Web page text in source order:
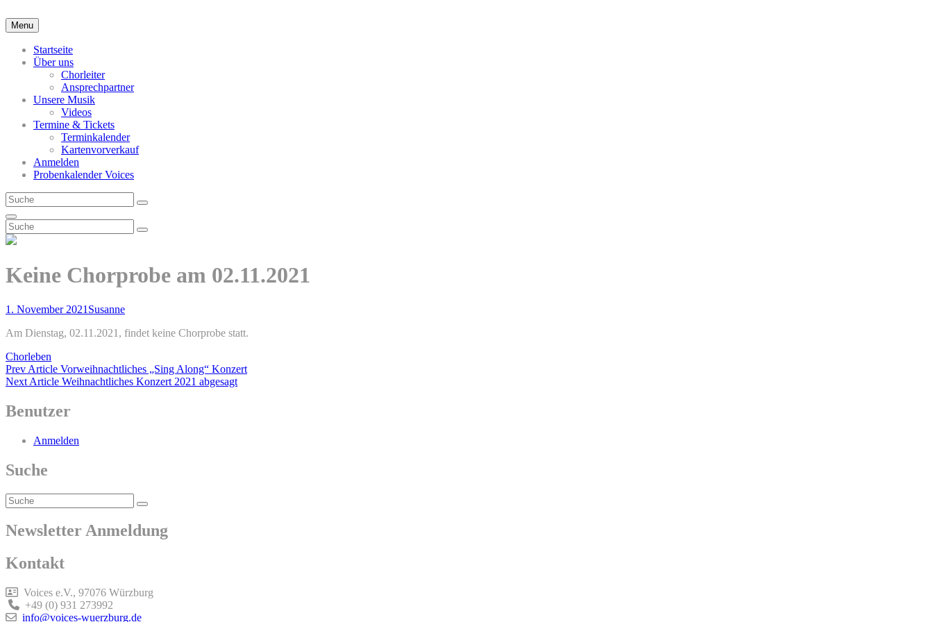
to
content
Menu
Startseite
Über uns
Chorleiter
Ansprechpartner
Unsere Musik
Videos
Termine & Tickets
Terminkalender
Kartenvorverkauf
Anmelden
Probenkalender Voices
Search
for:
Search
Search
Search
for:
Search
Keine Chorprobe am 02.11.2021
Posted-
1. November 2021 By
Byline
Susanne
Am Dienstag, 02.11.2021, findet keine Chorprobe statt.
Categories
Chorleben
Beitragsnavigation
Previous
Post
Prev Article Vorweihnachtliches „Sing Along“ Konzert
Next
Next Article Weihnachtliches Konzert 2021 abgesagt
Benutzer
Anmelden
Suche
Search
for:
Search
Newsletter Anmeldung
Kontakt
Voices e.V., 97076 Würzburg
+49 (0) 931 273992
info@voices-wuerzburg.de